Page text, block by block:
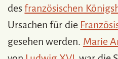
desfranzösischen
Ursachen für die
gesehen werden. Marie